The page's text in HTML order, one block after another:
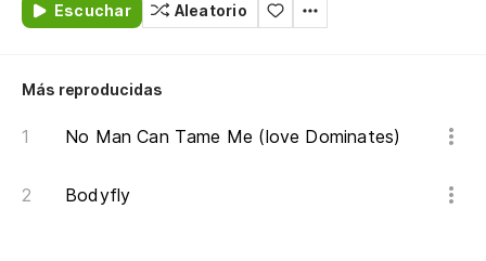
Escuchar Aleatorio
Más reproducidas
No Man Can Tame Me (love Dominates)
Bodyfly